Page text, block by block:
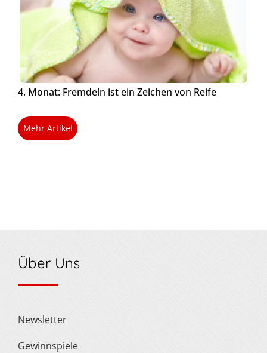
4. Monat: Fremdeln ist ein Zeichen von Reife
Mehr Artikel
Über Uns
Newsletter
Gewinnspiele